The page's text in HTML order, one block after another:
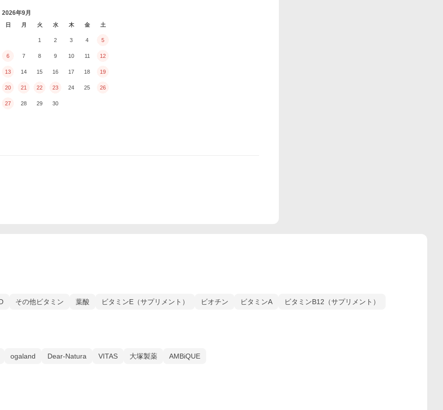
2026年9月
日 月 火 水 木 金 土
1 2 3 4 5
6 7 8 9 10 11 12
13 14 15 16 17 18 19
20 21 22 23 24 25 26
27 28 29 30
その他ビタミン 葉酸 ビタミンE（サプリメント） ビオチン ビタミンA
ビタミンB12（サプリメント）
ogaland Dear-Natura VITAS 大塚製薬 AMBiQUE